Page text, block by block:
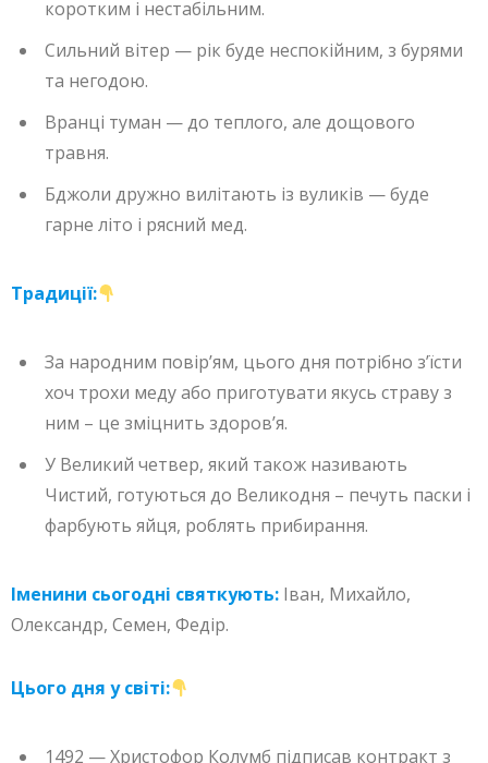
коротким і нестабільним.
Сильний вітер — рік буде неспокійним, з бурями
та негодою.
Вранці туман — до теплого, але дощового
травня.
Бджоли дружно вилітають із вуликів — буде
гарне літо і рясний мед.
Традиції:
За народним повір’ям, цього дня потрібно з’їсти
хоч трохи меду або приготувати якусь страву з
ним – це зміцнить здоров’я.
У Великий четвер, який також називають
Чистий, готуються до Великодня – печуть паски і
фарбують яйця, роблять прибирання.
Іменини сьогодні святкують: Іван, Михайло,
Олександр, Семен, Федір.
Цього дня у світі:
1492 — Христофор Колумб підписав контракт з